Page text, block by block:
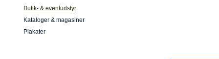
Butik- & eventudstyr
Kataloger & magasiner
Plakater